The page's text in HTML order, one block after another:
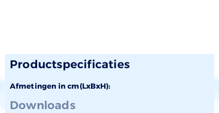
Productspecificaties
Afmetingen in cm(LxBxH):
Downloads